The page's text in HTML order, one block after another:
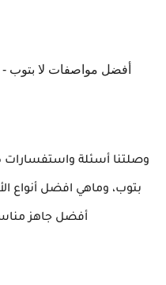
أفضل مواصفات لا بتوب
وصلتنا أسئلة واستفسارات
بتوب، وماهي افضل أنواع
أفضل جاهز